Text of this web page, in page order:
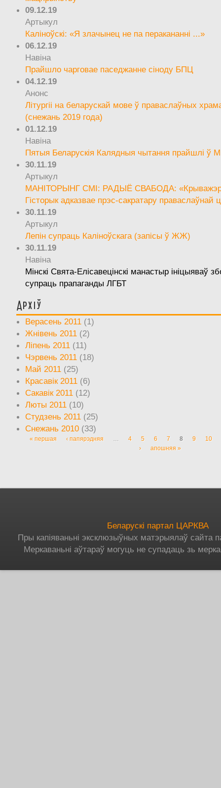
09.12.19
Артыкул
Каліноўскі: «Я злачынец не па перакананні ...»
06.12.19
Навіна
Прайшло чарговае паседжанне сіноду БПЦ
04.12.19
Анонс
Літургіі на беларускай мове ў праваслаўных
(снежань 2019 года)
01.12.19
Навіна
Пятыя Беларускія Калядныя чытання прайшлі ў
30.11.19
Артыкул
МАНІТОРЫНГ СМІ: РАДЫЁ СВАБОДА:
Гісторык адказвае прэс-сакратару праваслаўнай
30.11.19
Артыкул
Лепін супраць Каліноўскага (запісы ў ЖЖ)
30.11.19
Навіна
Мінскі Свята-Елісавецінскі манастыр ініцыяваў
супраць прапаганды ЛГБТ
Архіў
Верасень 2011 (1)
Жнівень 2011 (2)
Ліпень 2011 (11)
Чэрвень 2011 (18)
Май 2011 (25)
Красавік 2011 (6)
Сакавік 2011 (12)
Люты 2011 (10)
Студзень 2011 (25)
Снежань 2010 (33)
Старонкі
« першая ‹ папярэдняя … 4 5 6 7 8 9
10
›
апошняя »
Беларускі партал ЦАРКВА
Пры капіяваньні эксклюзыўных матэрыялаў сайта
Меркаваньні аўтараў могуць не супадаць зь